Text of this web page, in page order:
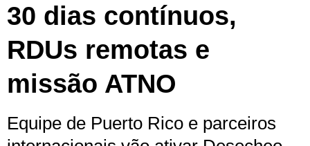
30 dias contínuos,
RDUs remotas e
missão ATNO
Equipe de Puerto Rico e parceiros